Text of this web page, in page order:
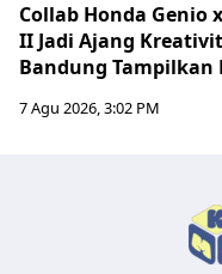
Collab Honda Genio
II Jadi Ajang
Bandung Tampilkan
7 Agu 2026, 3:02 PM